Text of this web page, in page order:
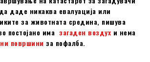
даде никаква евалуација или
за животната средина, пишува
постојано има загаден воздух и нема
површини за пофалба.